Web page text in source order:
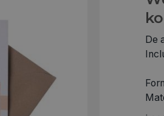
De